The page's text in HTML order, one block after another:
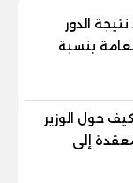
الدور
بنسبة
حول الوزير
إلى